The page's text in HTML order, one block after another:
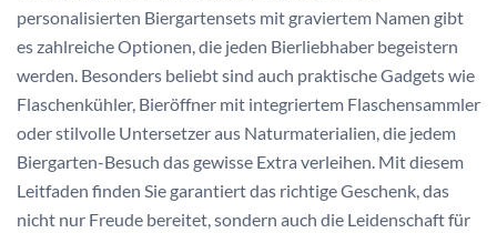
personalisierten Biergartensets mit graviertem Namen gibt
es zahlreiche Optionen, die jeden Bierliebhaber begeistern
werden. Besonders beliebt sind auch praktische Gadgets wie
Flaschenkühler, Bieröffner mit integriertem Flaschensammler
oder stilvolle Untersetzer aus Naturmaterialien, die jedem
Biergarten-Besuch das gewisse Extra verleihen. Mit diesem
Leitfaden finden Sie garantiert das richtige Geschenk, das
nicht nur Freude bereitet, sondern auch die Leidenschaft für